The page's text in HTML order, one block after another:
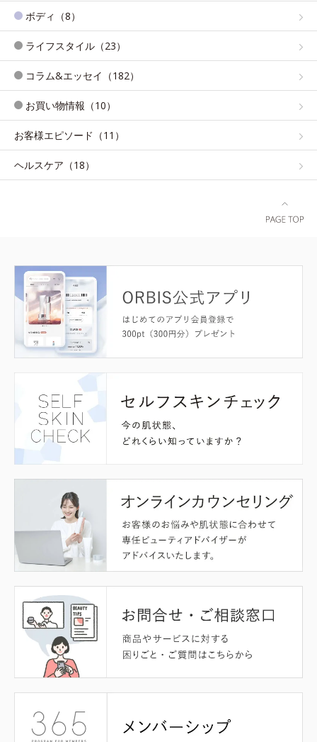
ボディ（8）
ライフスタイル（23）
コラム&エッセイ（182）
お買い物情報（10）
お客様エピソード（11）
ヘルスケア（18）